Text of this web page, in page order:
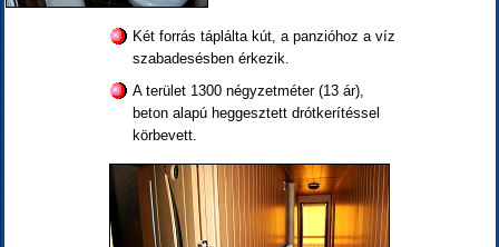
Két forrás táplálta kút, a panzióhoz a víz
szabadesésben érkezik.
A terület 1300 négyzetméter (13 ár),
beton alapú heggesztett drótkerítéssel
körbevett.